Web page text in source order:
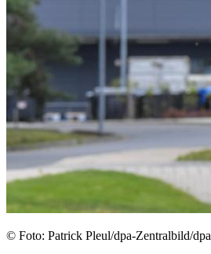
© Foto: Patrick Pleul/dpa-Zentralbild/dpa